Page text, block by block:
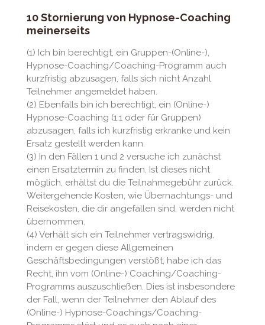
10 Stornierung von Hypnose-Coaching
meinerseits
(1) Ich bin berechtigt, ein Gruppen-(Online-),
Hypnose-Coaching/Coaching-Programm auch
kurzfristig abzusagen, falls sich nicht Anzahl
Teilnehmer angemeldet haben.
(2) Ebenfalls bin ich berechtigt, ein (Online-)
Hypnose-Coaching (1:1 oder für Gruppen)
abzusagen, falls ich kurzfristig erkranke und kein
Ersatz gestellt werden kann.
(3) In den Fällen 1 und 2 versuche ich zunächst
einen Ersatztermin zu finden. Ist dieses nicht
möglich, erhältst du die Teilnahmegebühr zurück.
Weitergehende Kosten, wie Übernachtungs- und
Reisekosten, die dir angefallen sind, werden nicht
übernommen.
(4) Verhält sich ein Teilnehmer vertragswidrig,
indem er gegen diese Allgemeinen
Geschäftsbedingungen verstößt, habe ich das
Recht, ihn vom (Online-) Coaching/Coaching-
Programms auszuschließen. Dies ist insbesondere
der Fall, wenn der Teilnehmer den Ablauf des
(Online-) Hypnose-Coachings/Coaching-